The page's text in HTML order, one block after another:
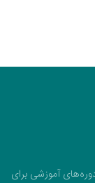
آموزشی برای